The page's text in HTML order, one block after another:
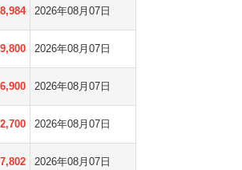
2026年08月07日
2026年08月07日
2026年08月07日
2026年08月07日
2026年08月07日